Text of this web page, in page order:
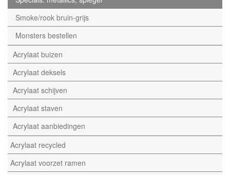
Smoke/rook bruin-grijs
Monsters bestellen
Acrylaat buizen
Acrylaat deksels
Acrylaat schijven
Acrylaat staven
Acrylaat aanbiedingen
Acrylaat recycled
Acrylaat voorzet ramen